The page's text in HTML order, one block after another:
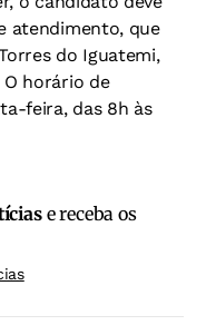
atendimento, que
do Iguatemi,
horário de
feira, das 8h às
e receba os